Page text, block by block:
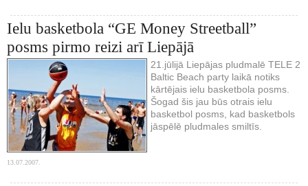
Ielu basketbola “GE Money Streetball”
posms pirmo reizi arī Liepājā
21.jūlijā Liepājas pludmalē TELE 2
Baltic Beach party laikā notiks
kārtējais ielu basketbola posms.
Šogad šis jau būs otrais ielu
basketbol posms, kad basketbols
jāspēlē pludmales smiltīs.
13.07.2007.